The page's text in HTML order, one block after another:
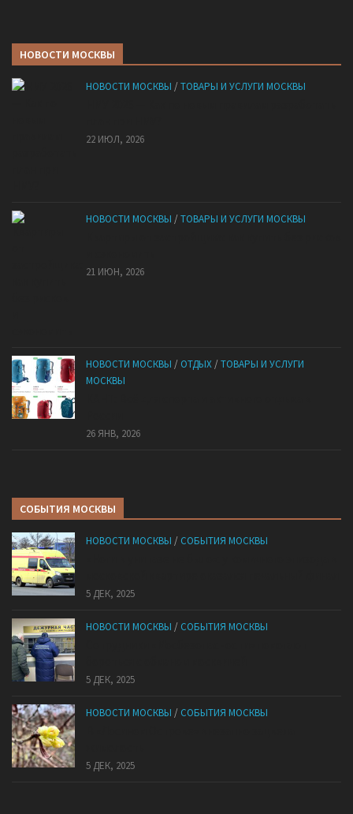
НОВОСТИ МОСКВЫ
НОВОСТИ МОСКВЫ /ТОВАРЫ И УСЛУГИ МОСКВЫ
22 ИЮЛ, 2026
НОВОСТИ МОСКВЫ /ТОВАРЫ И УСЛУГИ МОСКВЫ
21 ИЮН, 2026
НОВОСТИ МОСКВЫ / ОТДЫХ /ТОВАРЫ И УСЛУГИ
МОСКВЫ
26 ЯНВ, 2026
СОБЫТИЯ МОСКВЫ
НОВОСТИ МОСКВЫ / СОБЫТИЯ МОСКВЫ
5 ДЕК, 2025
НОВОСТИ МОСКВЫ / СОБЫТИЯ МОСКВЫ
5 ДЕК, 2025
НОВОСТИ МОСКВЫ / СОБЫТИЯ МОСКВЫ
5 ДЕК, 2025